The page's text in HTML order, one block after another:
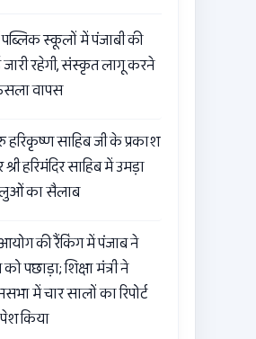
पब्लिक स्कूलों में पंजाबी की
जारी रहेगी, संस्कृत लागू करने
वापस
हरिकृष्ण साहिब जी के प्रकाश
श्री हरिमंदिर साहिब में उमड़ा
का सैलाब
आयोग की रैंकिंग में पंजाब ने
पछाड़ा; शिक्षा मंत्री ने
में चार सालों का रिपोर्ट
किया